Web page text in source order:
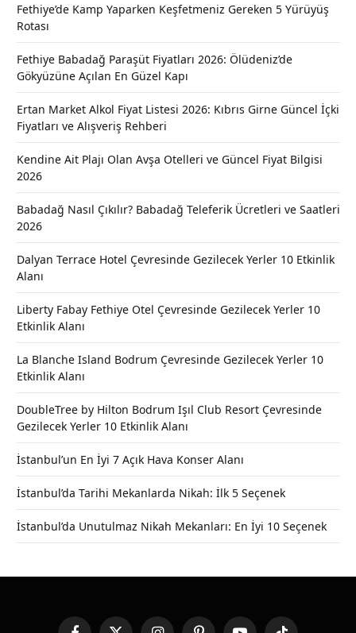
Fethiye’de Kamp Yaparken Keşfetmeniz Gereken 5 Yürüyüş
Rotası
Fethiye Babadağ Paraşüt Fiyatları 2026: Ölüdeniz’de
Gökyüzüne Açılan En Güzel Kapı
Ertan Market Alkol Fiyat Listesi 2026: Kıbrıs Girne Güncel İçki
Fiyatları ve Alışveriş Rehberi
Kendine Ait Plajı Olan Avşa Otelleri ve Güncel Fiyat Bilgisi
2026
Babadağ Nasıl Çıkılır? Babadağ Teleferik Ücretleri ve Saatleri
2026
Dalyan Terrace Hotel Çevresinde Gezilecek Yerler 10 Etkinlik
Alanı
Liberty Fabay Fethiye Otel Çevresinde Gezilecek Yerler 10
Etkinlik Alanı
La Blanche Island Bodrum Çevresinde Gezilecek Yerler 10
Etkinlik Alanı
DoubleTree by Hilton Bodrum Işıl Club Resort Çevresinde
Gezilecek Yerler 10 Etkinlik Alanı
İstanbul’un En İyi 7 Açık Hava Konser Alanı
İstanbul’da Tarihi Mekanlarda Nikah: İlk 5 Seçenek
İstanbul’da Unutulmaz Nikah Mekanları: En İyi 10 Seçenek